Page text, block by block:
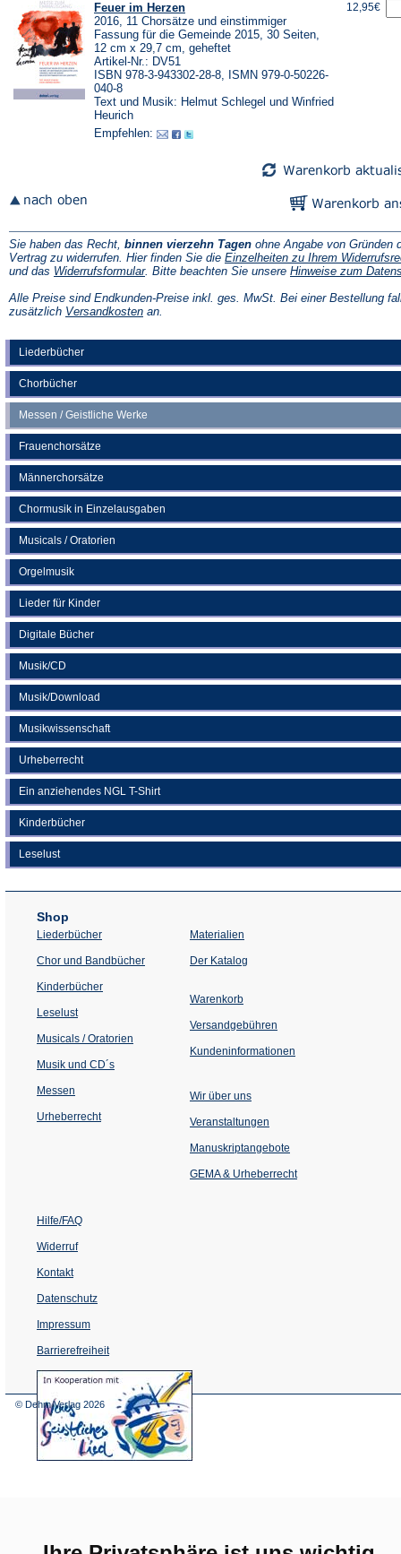
Liederbücher
Chorbücher
Messen / Geistliche Werke
Frauenchorsätze
Männerchorsätze
Chormusik in Einzelausgaben
Musicals / Oratorien
Orgelmusik
Lieder für Kinder
Digitale Bücher
Musik/CD
Musik/Download
Musikwissenschaft
Urheberrecht
Ein anziehendes NGL T-Shirt
Kinderbücher
Leselust
Feuer im Herzen
2016, 11 Chorsätze und einstimmiger
Fassung für die Gemeinde 2015, 30 Seiten,
12 cm x 29,7 cm, geheftet
Artikel-Nr.: DV51
ISBN 978-3-943302-28-8, ISMN 979-0-50226-
040-8
Text und Musik: Helmut Schlegel und Winfried
Heurich
Empfehlen:
12,95€
Sie haben das Recht, binnen vierzehn Tagen ohne Angabe von Gründen
Vertrag zu widerrufen. Hier finden Sie die Einzelheiten zu Ihrem
und das Widerrufsformular(Öffnet
einem
neuen
. Bitte beachten Sie unsere Hinweise zum
Alle Preise sind Endkunden-Preise inkl. ges. MwSt. Bei einer Bestellung
zusätzlich Versandkosten(Öffnet
an.
Shop
Liederbücher
Chor und Bandbücher
Kinderbücher
Leselust
Musicals / Oratorien
Musik und CD´s
Messen
Urheberrecht
Materialien
Der Katalog
Warenkorb
Versandgebühren
Kundeninformationen
Wir über uns
Veranstaltungen
einem
Tab)
Manuskriptangebote
GEMA & Urheberrecht
Hilfe/FAQ
Widerruf
Kontakt
Datenschutz
Impressum
Barrierefreiheit
(Öffnet
in
© Dehm Verlag 2026